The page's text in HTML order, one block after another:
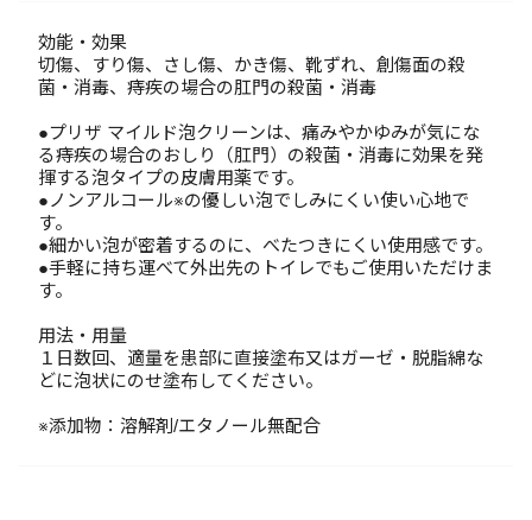
効能・効果
切傷、すり傷、さし傷、かき傷、靴ずれ、創傷面の殺
菌・消毒、痔疾の場合の肛門の殺菌・消毒
●プリザ マイルド泡クリーンは、痛みやかゆみが気にな
る痔疾の場合のおしり（肛門）の殺菌・消毒に効果を発
揮する泡タイプの皮膚用薬です。
●ノンアルコール※の優しい泡でしみにくい使い心地で
す。
●細かい泡が密着するのに、べたつきにくい使用感です。
●手軽に持ち運べて外出先のトイレでもご使用いただけま
す。
用法・用量
１日数回、適量を患部に直接塗布又はガーゼ・脱脂綿な
どに泡状にのせ塗布してください。
※添加物：溶解剤/エタノール無配合